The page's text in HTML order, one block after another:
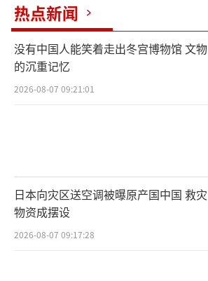
热点新闻
没有中国人能笑着走出冬宫博物馆 文物
的沉重记忆
2026-08-07 09:21:01
日本向灾区送空调被曝原产国中国 救灾
物资成摆设
2026-08-07 09:17:28